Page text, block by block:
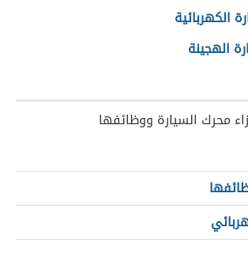
الكهربائية
الهجينة